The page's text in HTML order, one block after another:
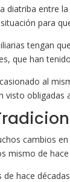
diatriba entre
para
tengan
que han
al
visto obligadas
cambios
mismo de
hace